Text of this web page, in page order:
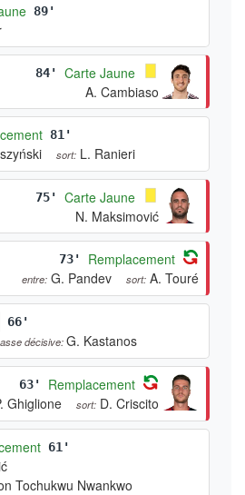
89'
84'
Carte Jaune
A. Cambiaso
81'
sort: L. Ranieri
75'
Carte Jaune
N. Maksimović
73' Remplacement
entre: G. Pandev sort: A. Touré
66'
décisive:G. Kastanos
63' Remplacement
Ghiglione sort: D. Criscito
61'
Tochukwu Nwankwo